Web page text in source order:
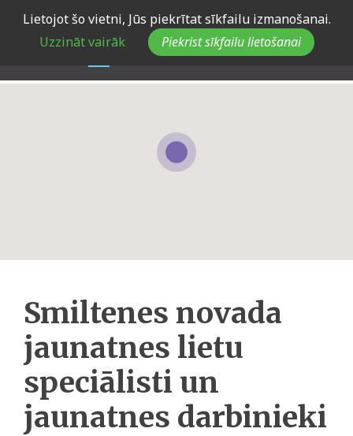
Lietojot šo vietni, Jūs piekrītat sīkfailu izmanošanai.
Uzzināt vairāk
Piekrist sīkfailu lietošanai
Smiltenes novada
jaunatnes lietu
speciālisti un
jaunatnes darbinieki